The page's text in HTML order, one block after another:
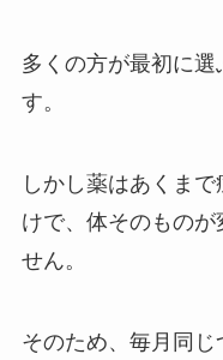
多くの方が最初に
す。
しかし薬はあくま
けで、体そのものが
せん。
そのため、毎月同